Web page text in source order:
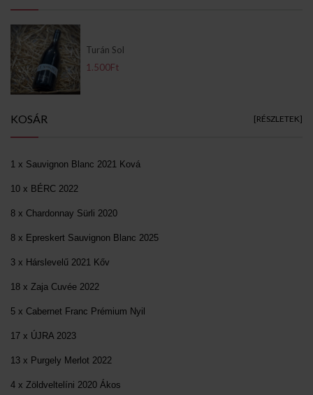
Turán Sol
1.500Ft
KOSÁR [RÉSZLETEK]
1 x Sauvignon Blanc 2021 Ková
10 x BÉRC 2022
8 x Chardonnay Sürli 2020
8 x Epreskert Sauvignon Blanc 2025
3 x Hárslevelű 2021 Kőv
18 x Zaja Cuvée 2022
5 x Cabernet Franc Prémium Nyil
17 x ÚJRA 2023
13 x Purgely Merlot 2022
4 x Zöldveltelíni 2020 Ákos